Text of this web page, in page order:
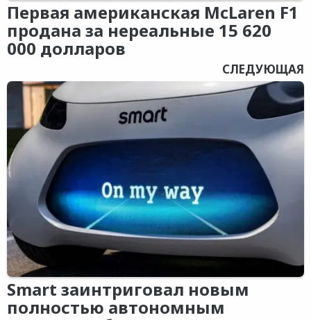
Первая американская McLaren F1
продана за нереальные 15 620
000 долларов
СЛЕДУЮЩАЯ
Smart заинтриговал новым
полностью автономным